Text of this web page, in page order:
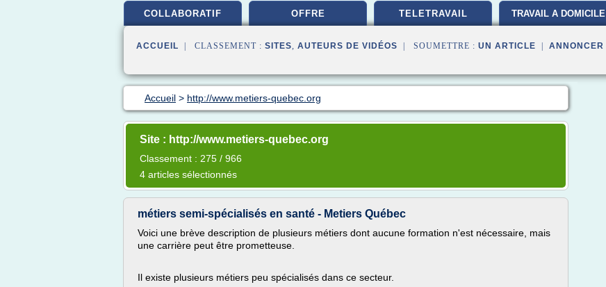
COLLABORATIF OFFRE TELETRAVAIL TRAVAIL A DOMICILE
ACCUEIL | CLASSEMENT : SITES, AUTEURS DE VIDÉOS | SOUMETTRE : UN ARTICLE ANNONCER
Accueil > http://www.metiers-quebec.org
Site : http://www.metiers-quebec.org
Classement : 275 / 966
4 articles sélectionnés
métiers semi-spécialisés en santé - Metiers Québec
Voici une brève description de plusieurs métiers dont aucune formation n'est nécessaire, mais
une carrière peut être prometteuse.
Il existe plusieurs métiers peu spécialisés dans ce secteur.